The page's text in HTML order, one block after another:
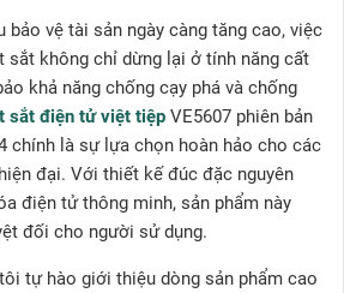
bảo vệ tài sản ngày càng tăng cao, việc
sắt không chỉ dừng lại ở tính năng cất
khả năng chống cạy phá và chống
sắt điện tử việt tiệp VE5607 phiên bản
chính là sự lựa chọn hoàn hảo cho các
đại. Với thiết kế đúc đặc nguyên
điện tử thông minh, sản phẩm này
đối cho người sử dụng.
tự hào giới thiệu dòng sản phẩm cao